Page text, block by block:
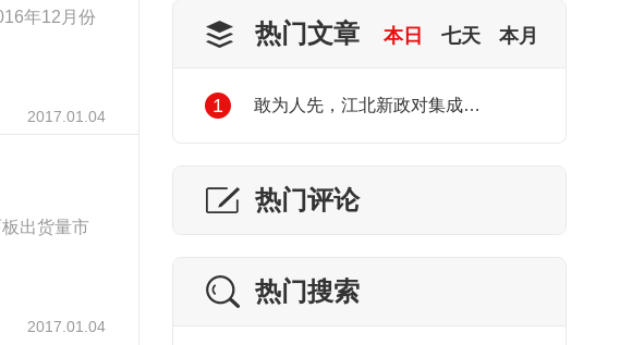
年12月份
2017.01.04
出货量市
2017.01.04
热门文章 本日 七天 本月
1 敢为人先，江北新政对集成电路产业发展的利好
热门评论
热门搜索